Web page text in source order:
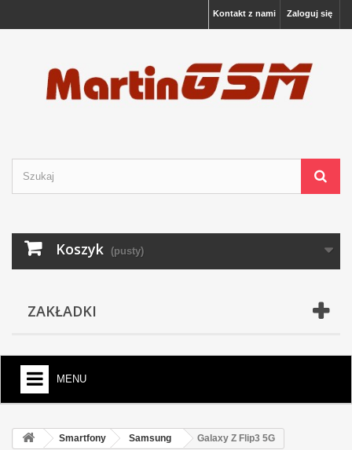
Zaloguj się
Kontakt z nami
Koszyk (pusty)
ZAKŁADKI
MENU
Smartfony Samsung Galaxy Z Flip3 5G